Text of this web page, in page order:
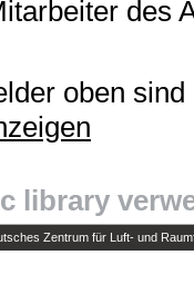
des
oben
library
Zentrum für Luft- und